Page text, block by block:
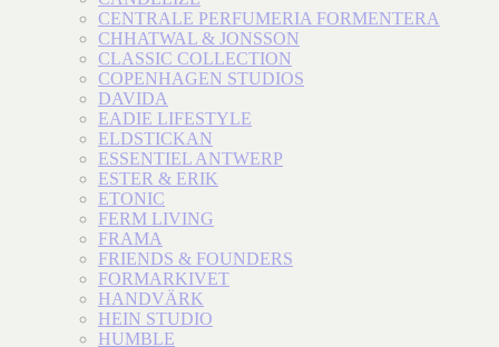
CENTRALE PERFUMERIA FORMENTERA
CHHATWAL & JONSSON
CLASSIC COLLECTION
COPENHAGEN STUDIOS
DAVIDA
EADIE LIFESTYLE
ELDSTICKAN
ESSENTIEL ANTWERP
ESTER & ERIK
ETONIC
FERM LIVING
FRAMA
FRIENDS & FOUNDERS
FORMARKIVET
HANDVÄRK
HEIN STUDIO
HUMBLE